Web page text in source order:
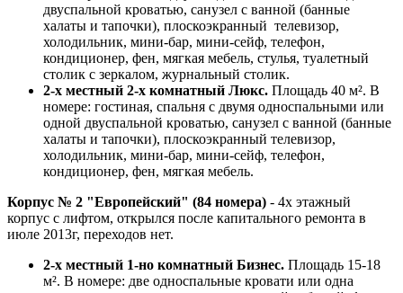
двуспальной кроватью, санузел с ванной (банные
халаты и тапочки), плоскоэкранный телевизор,
холодильник, мини-бар, мини-сейф, телефон,
кондиционер, фен, мягкая мебель, стулья, туалетный
столик с зеркалом, журнальный столик.
2-х местный 2-х комнатный Люкс. Площадь 40 м². В
номере: гостиная, спальня с двумя односпальными или
одной двуспальной кроватью, санузел с ванной (банные
халаты и тапочки), плоскоэкранный телевизор,
холодильник, мини-бар, мини-сейф, телефон,
кондиционер, фен, мягкая мебель.
Корпус № 2 "Европейский" (84 номера) - 4х этажный
корпус с лифтом, открылся после капитального ремонта в
июле 2013г, переходов нет.
2-х местный 1-но комнатный Бизнес. Площадь 15-18
м². В номере: две односпальные кровати или одна